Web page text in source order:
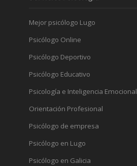
Mejor psicólogo Lugo
Psicólogo Online
Psicólogo Deportivo
Psicólogo Educativo
Psicología e Inteligencia Emocional
Orientación Profesional
Psicólogo de empresa
Psicólogo en Lugo
Psicólogo en Galicia